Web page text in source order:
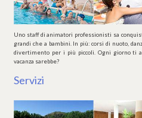
Uno staff di animatori professionisti sa
grandi che a bambini. In più: corsi di nuoto,
divertimento per i più piccoli. Ogni giorno ti
vacanza sarebbe?
Servizi